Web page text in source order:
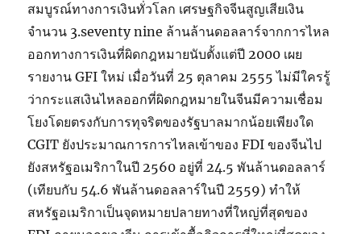
สมบูรณ์ทางการเงินทั่วโลก เศรษฐกิจจีนสูญเสียเงิน
จำนวน 3.seventy nine ล้านล้านดอลลาร์จากการไหล
ออกทางการเงินที่ผิดกฎหมายนับตั้งแต่ปี 2000 เผย
รายงาน GFI ใหม่ เมื่อวันที่ 25 ตุลาคม 2555 ไม่มีใครรู้
ว่ากระแสเงินไหลออกที่ผิดกฎหมายในจีนมีความเชื่อม
โยงโดยตรงกับการทุจริตของรัฐบาลมากน้อยเพียงใด
CGIT ยังประมาณการการไหลเข้าของ FDI ของจีนไป
ยังสหรัฐอเมริกาในปี 2560 อยู่ที่ 24.5 พันล้านดอลลาร์
(เทียบกับ 54.6 พันล้านดอลลาร์ในปี 2559) ทำให้
สหรัฐอเมริกาเป็นจุดหมายปลายทางที่ใหญ่ที่สุดของ